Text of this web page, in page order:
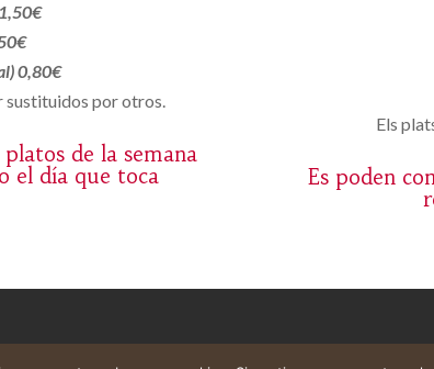
0,80€
sustituidos por otros.
de la semana
el día que toca
Els
Es poden